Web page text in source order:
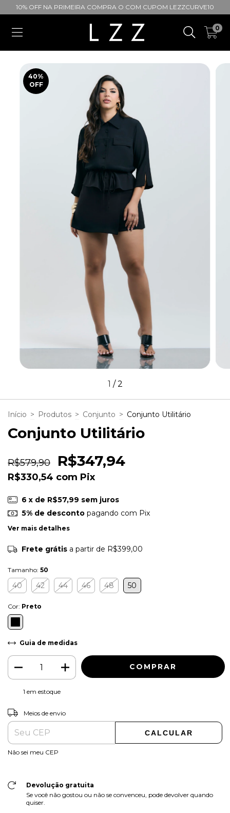
10% OFF NA PRIMEIRA COMPRA O COM CUPOM LEZZCURVE10
0
40%
OFF
1 /2
Início > Produtos > Conjunto > Conjunto Utilitário
Conjunto Utilitário
R$579,90 R$347,94
R$330,54 com Pix
6 x de R$57,99 sem juros
5% de descontopagando com Pix
Ver mais detalhes
Frete grátis a partir de R$399,00
Tamanho: 50
40 42 44 46 48 50
Cor: Preto
Guia de medidas
1 em estoque
Entregas para o CEP:
Meios de envio
CALCULAR
Não sei meu CEP
Devolução gratuita
Se você não gostou ou não se convenceu, pode devolver quando
quiser.